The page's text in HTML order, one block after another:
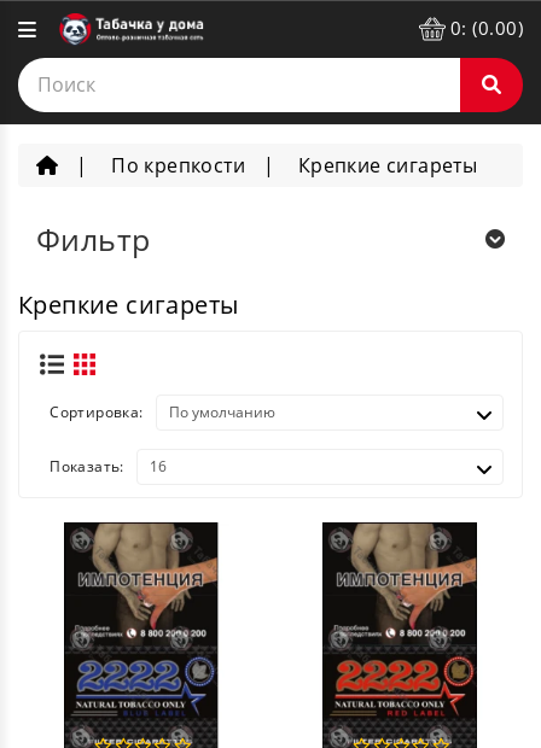
0: (0.00)
По крепкости Крепкие сигареты
Фильтр
Крепкие сигареты
Сортировка:
Показать: